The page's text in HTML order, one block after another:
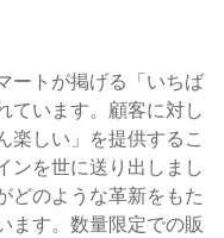
ートが掲げる「いちば
ています。顧客に対し
楽しい」を提供するこ
ンを世に送り出しまし
どのような革新をもた
ます。数量限定での販